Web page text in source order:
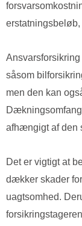
såsom
men den kan
afhængigt af den
Det er vigtigt at
dækker skader
uagtsomhed.